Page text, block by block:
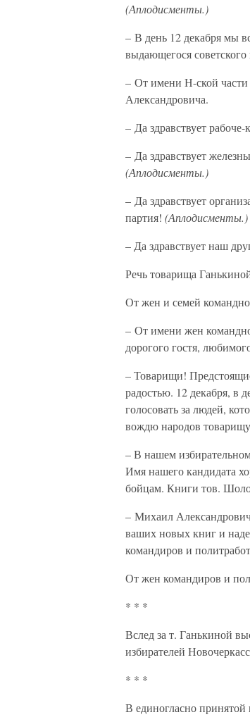
(Аплодисменты.)
– В день 12 декабря мы
выдающегося
– От имени Н-ской части
Александровича.
– Да здравствует
– Да здравствует
(Аплодисменты.)
– Да здравствует
партия! (Аплодисменты.)
– Да здравствует наш
Речь товарища
От жен и семей
– От имени жен
дорогого гостя,
– Товарищи!
радостью. 12 декабря, в
голосовать за людей,
вождю народов
– В нашем
Имя нашего кандидата
бойцам. Книги тов.
– Михаил
ваших новых книг и
командиров и
От жен командиров и
* * *
Вслед за т. Ганькиной
избирателей
* * *
В единогласно